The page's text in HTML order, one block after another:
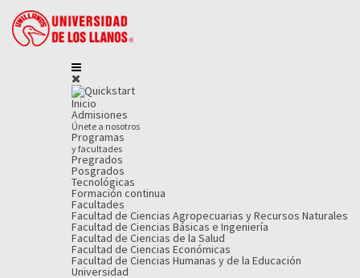
Inicio
Admisiones
Únete a nosotros
Programas
y facultades
Pregrados
Posgrados
Tecnológicas
Formación continua
Facultades
Facultad de Ciencias Agropecuarias y Recursos Naturales
Facultad de Ciencias Básicas e Ingeniería
Facultad de Ciencias de la Salud
Facultad de Ciencias Económicas
Facultad de Ciencias Humanas y de la Educación
Universidad